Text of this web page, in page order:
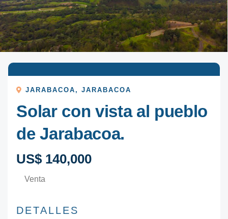
JARABACOA ,JARABACOA
Solar con vista al pueblo
de Jarabacoa.
US$ 140,000
Venta
DETALLES